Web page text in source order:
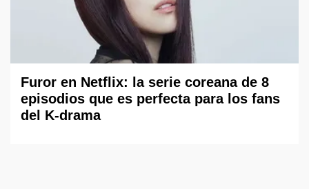
Furor en Netflix: la serie coreana de 8
episodios que es perfecta para los fans
del K-drama